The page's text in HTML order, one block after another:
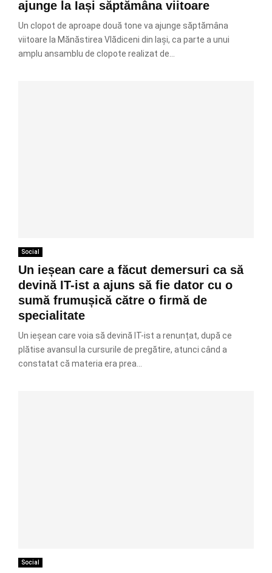
ajunge la Iași săptămâna viitoare
Un clopot de aproape două tone va ajunge săptămâna
viitoare la Mănăstirea Vlădiceni din Iași, ca parte a unui
amplu ansamblu de clopote realizat de...
Social
Un ieșean care a făcut demersuri ca să
devină IT-ist a ajuns să fie dator cu o
sumă frumușică către o firmă de
specialitate
Un ieșean care voia să devină IT-ist a renunțat, după ce
plătise avansul la cursurile de pregătire, atunci când a
constatat că materia era prea...
Social